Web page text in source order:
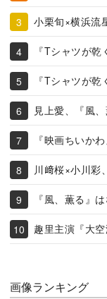
小栗旬×横浜流
『Tシャツが
『Tシャツが
見上愛、『風
『映画ちいか
川﨑桜×小川彩
『風、薫る』
趣里主演『大
画像ランキング